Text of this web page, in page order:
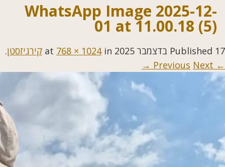
WhatsApp Image 2025-12-
01 at 11.00.18 (5)
Published 17 בדצמבר 2025 768 × 1024in קירגיזסטן.
← Previous
Next →